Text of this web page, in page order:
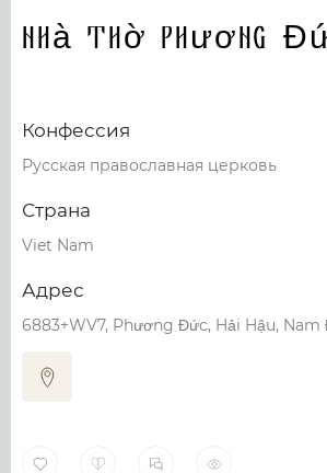
Nhà Thờ Phương
Конфессия
Русская православная церковь
Страна
Viet Nam
Адрес
6883+WV7, Phương Đức, Hải Hậu,